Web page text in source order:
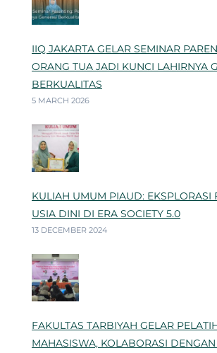
IIQ JAKARTA GELAR SEMINAR
ORANG TUA JADI KUNCI LAHIRNYA
BERKUALITAS
5 MARCH 2026
KULIAH UMUM PIAUD: EKSPLORASI
USIA DINI DI ERA SOCIETY 5.0
13 DECEMBER 2024
FAKULTAS TARBIYAH GELAR
MAHASISWA, KOLABORASI